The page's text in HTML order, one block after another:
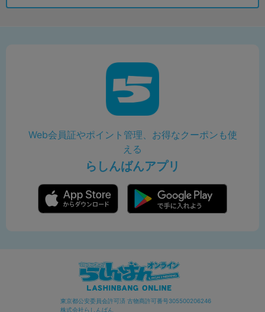
Web会員証やポイント管理、お得なクーポンも使
える
らしんばんアプリ
東京都公安委員会許可済 古物商許可番号305500206246
株式会社らしんばん